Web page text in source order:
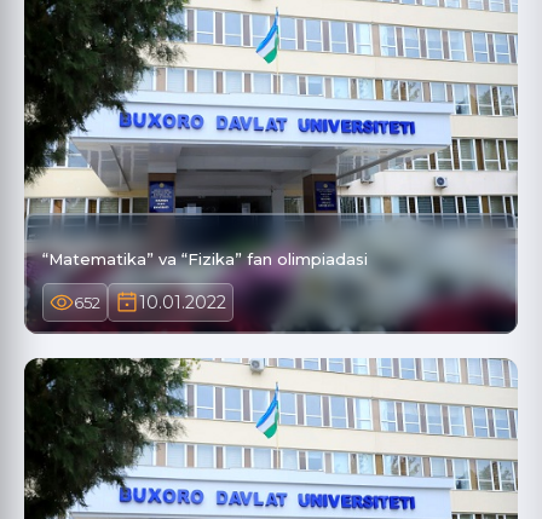
“Matematika” va “Fizika” fan olimpiadasi
652 10.01.2022